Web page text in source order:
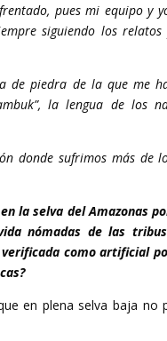
pues mi equipo y
siguiendo los relatos
de piedra de la que me
la lengua de los
donde sufrimos más de
la selva del Amazonas
nómadas de las
como artificial
en plena selva baja no